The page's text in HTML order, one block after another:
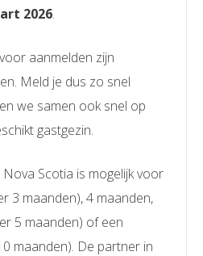
2026.
aanmelden zijn
Meld je dus zo snel
we samen ook snel op
gastgezin.
Scotia is mogelijk voor
3 maanden), 4 maanden,
5 maanden) of een
maanden). De partner in